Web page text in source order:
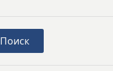
Поиск